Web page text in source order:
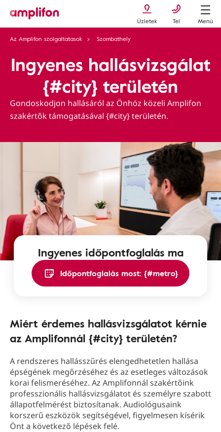
Üzletek Tel
Menü
Az Amplifon szolgaltatasok
Szombathely
Ingyenes hallásvizsgálat
{#city} területén
Gondoskodjon hallásáról az Önhöz közeli Amplifon
szakértők támogatásával {#city} területén.
Ingyenes időpontfoglalás ma
Időpontfoglalás most: {#metro}
Miért érdemes hallásvizsgálatot kérnie
az Amplifonnál {#city} területén?
A rendszeres hallásszűrés elengedhetetlen hallása
épségének megőrzéséhez és az esetleges változások
korai felismeréséhez. Az Amplifonnál szakértőink
professzionális hallásvizsgálatot és személyre szabott
állapotfelmérést biztosítanak. Audiológusaink
korszerű eszközök segítségével, figyelmesen kísérik
Önt a következő lépések felé.